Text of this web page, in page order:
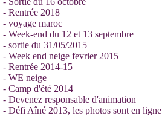
- Rentrée 2018
- voyage maroc
- Week-end du 12 et 13 septembre
- sortie du 31/05/2015
- Week end neige fevrier 2015
- Rentrée 2014-15
- WE neige
- Camp d'été 2014
- Devenez responsable d'animation
- Défi Aîné 2013, les photos sont en ligne